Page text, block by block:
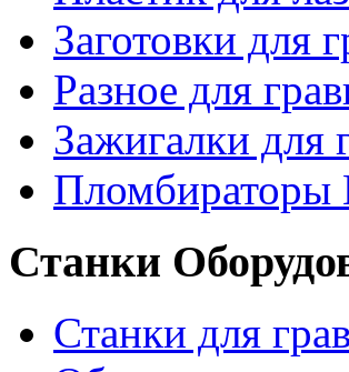
Заготовки для
Разное для
Зажигалки для
Станки
Станки для